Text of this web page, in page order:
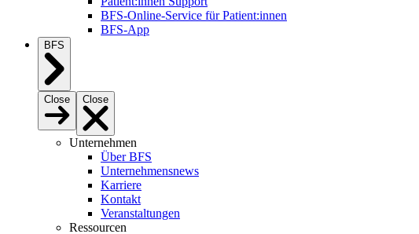
BFS-Online-Service für Patient:innen
BFS-App
BFS
Close Close
Unternehmen
Über BFS
Unternehmensnews
Karriere
Kontakt
Veranstaltungen
Ressourcen